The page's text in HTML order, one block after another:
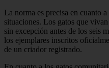
La norma es precisa en cuanto
situaciones. Los gatos que
sin excepción antes de los seis
los ejemplares inscritos
de un criador registrado.